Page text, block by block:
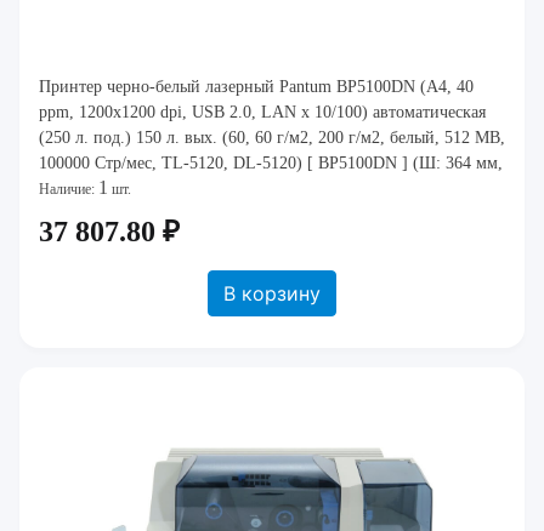
Принтер черно-белый лазерный Pantum BP5100DN (A4, 40
ppm, 1200x1200 dpi, USB 2.0, LAN x 10/100) автоматическая
(250 л. под.) 150 л. вых. (60, 60 г/м2, 200 г/м2, белый, 512 MB,
100000 Стр/мес, TL-5120, DL-5120) [ BP5100DN ] (Ш: 364 мм,
В: 257 мм, Г: 344 мм
Наличие: 1 шт.
37 807.80 ₽
В корзину